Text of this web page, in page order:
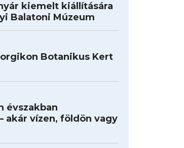
kiemelt kiállítására
Balatoni Múzeum
Botanikus Kert
évszakban
akár vízen, földön vagy